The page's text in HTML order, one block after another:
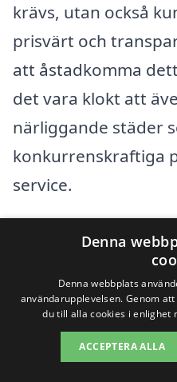
krävs, utan också
prisvärt och
att åstadkomma
det vara klokt att
närliggande städer
konkurrenskraftiga
service.
Några städer nära
professionella
trapprenovering
Tullinge
Denna
Denna webbplats
användarupplevelsen. Genom
du till alla cookies i enlighet
ACCEPTERA ALLA